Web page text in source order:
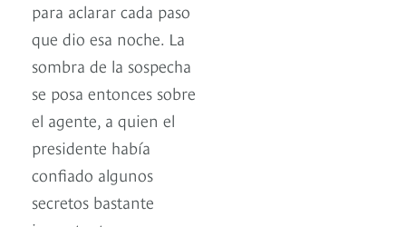
para aclarar cada paso
que dio esa noche. La
sombra de la sospecha
se posa entonces sobre
el agente, a quien el
presidente había
confiado algunos
secretos bastante